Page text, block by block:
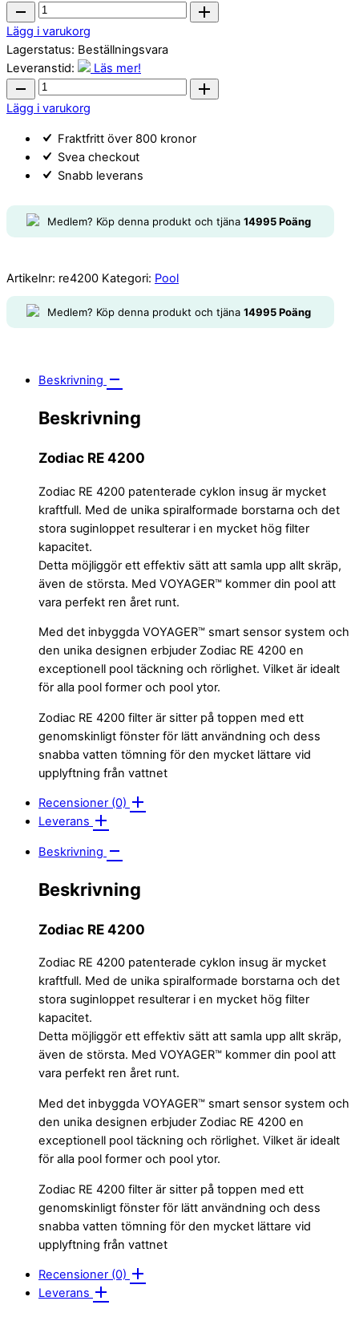
Zodiac
RE
4200
quantity
Lägg i varukorg
Lagerstatus: Beställningsvara
Leveranstid:
Läs mer!
Zodiac
RE
quantity
Lägg i varukorg
Fraktfritt över 800 kronor
Svea checkout
Snabb leverans
Medlem? Köp denna produkt och tjäna 14995Poäng
Artikelnr: re4200 Kategori: Pool
Medlem? Köp denna produkt och tjäna 14995Poäng
Beskrivning
Beskrivning
Zodiac RE 4200
Zodiac RE 4200 patenterade cyklon insug är mycket
kraftfull. Med de unika spiralformade borstarna och det
stora suginloppet resulterar i en mycket hög filter
kapacitet.
Detta möjliggör ett effektiv sätt att samla upp allt skräp,
även de största. Med VOYAGER™ kommer din pool att
vara perfekt ren året runt.
Med det inbyggda VOYAGER™ smart sensor system och
den unika designen erbjuder Zodiac RE 4200 en
exceptionell pool täckning och rörlighet. Vilket är idealt
för alla pool former och pool ytor.
Zodiac RE 4200 filter är sitter på toppen med ett
genomskinligt fönster för lätt användning och dess
snabba vatten tömning för den mycket lättare vid
upplyftning från vattnet
Recensioner (0)
Leverans
Beskrivning
Beskrivning
Zodiac RE 4200
Zodiac RE 4200 patenterade cyklon insug är mycket
kraftfull. Med de unika spiralformade borstarna och det
stora suginloppet resulterar i en mycket hög filter
kapacitet.
Detta möjliggör ett effektiv sätt att samla upp allt skräp,
även de största. Med VOYAGER™ kommer din pool att
vara perfekt ren året runt.
Med det inbyggda VOYAGER™ smart sensor system och
den unika designen erbjuder Zodiac RE 4200 en
exceptionell pool täckning och rörlighet. Vilket är idealt
för alla pool former och pool ytor.
Zodiac RE 4200 filter är sitter på toppen med ett
genomskinligt fönster för lätt användning och dess
snabba vatten tömning för den mycket lättare vid
upplyftning från vattnet
Recensioner (0)
Leverans